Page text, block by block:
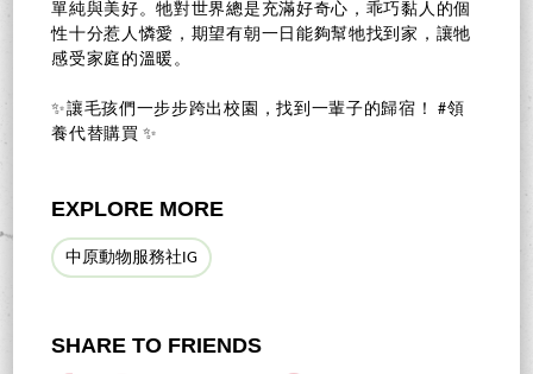
單純與美好。牠對世界總是充滿好奇心，乖巧黏人的個
性十分惹人憐愛，期望有朝一日能夠幫牠找到家，讓牠
感受家庭的溫暖。
✨讓毛孩們一步步跨出校園，找到一輩子的歸宿！ #領
養代替購買 ✨
EXPLORE MORE
中原動物服務社IG
SHARE TO FRIENDS